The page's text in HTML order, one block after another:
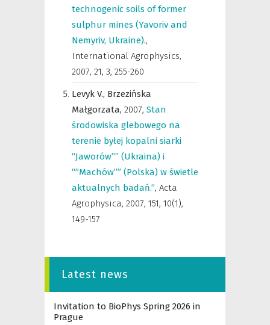
technogenic soils of former
sulphur mines (Yavoriv and
Nemyriv, Ukraine).,
International Agrophysics,
2007, 21, 3, 255-260
Levyk V., Brzezińska
Małgorzata, 2007, Stan
środowiska glebowego na
terenie byłej kopalni siarki
“Jaworów”” (Ukraina) i
“”Machów”” (Polska) w świetle
aktualnych badań.”, Acta
Agrophysica, 2007, 151, 10(1),
149-157
Latest news
Invitation to BioPhys Spring 2026 in
Prague